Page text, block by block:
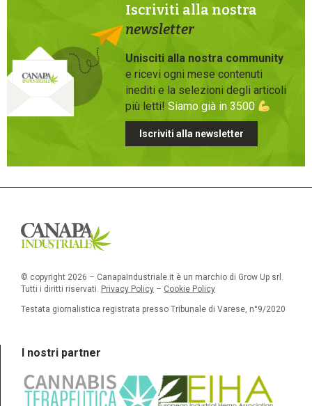
Iscriviti alla nostra
newsletter
Unisciti alla nostra community
e ricevi ogni mese contenuti
inediti e la selezioni degli articoli
più letti! Siamo già in 3500
Iscriviti alla newsletter
© copyright 2026 – CanapaIndustriale.it è un marchio di Grow Up srl.
Tutti i diritti riservati. Privacy Policy – Cookie Policy
Testata giornalistica registrata presso Tribunale di Varese, n°9/2020
I nostri partner